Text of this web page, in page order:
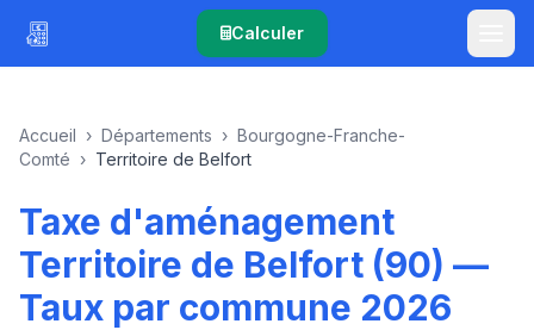
Calculer
Accueil › Départements › Bourgogne-Franche-
Comté › Territoire de Belfort
Taxe d'aménagement
Territoire de Belfort (90) —
Taux par commune 2026